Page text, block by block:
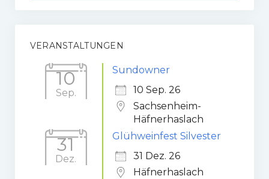
VERANSTALTUNGEN
10
Sep.
Sundowner
10 Sep. 26
Sachsenheim-
Häfnerhaslach
31
Dez.
Glühweinfest Silvester
31 Dez. 26
Häfnerhaslach